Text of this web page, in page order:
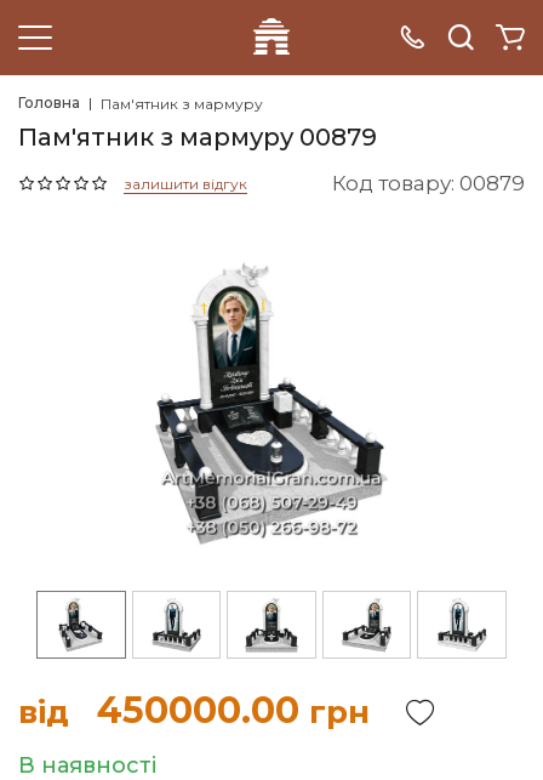
Головна Пам'ятник з мармуру
Пам'ятник з мармуру 00879
залишити відгук Код товару: 00879
від 450000.00 грн
В наявності